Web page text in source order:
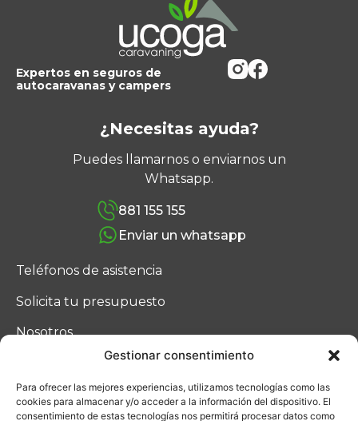
Gestionar consentimiento
Para ofrecer las mejores experiencias, utilizamos tecnologías como las
cookies para almacenar y/o acceder a la información del dispositivo. El
consentimiento de estas tecnologías nos permitirá procesar datos como
Expertos en seguros de
autocaravanas y campers
¿Necesitas ayuda?
Puedes llamarnos o enviarnos un
Whatsapp.
881 155 155
Enviar un whatsapp
Teléfonos de asistencia
Solicita tu presupuesto
Nosotros
Contacto